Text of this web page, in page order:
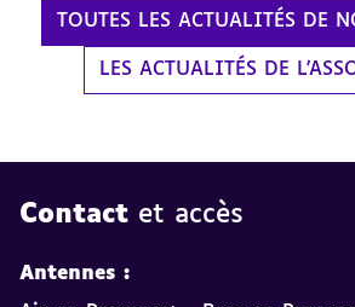
TOUTES LES ACTUALITÉS DE
LES ACTUALITÉS DE
Contact et accès
Antennes :